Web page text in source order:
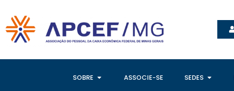
SOBRE ASSOCIE-SE SEDES